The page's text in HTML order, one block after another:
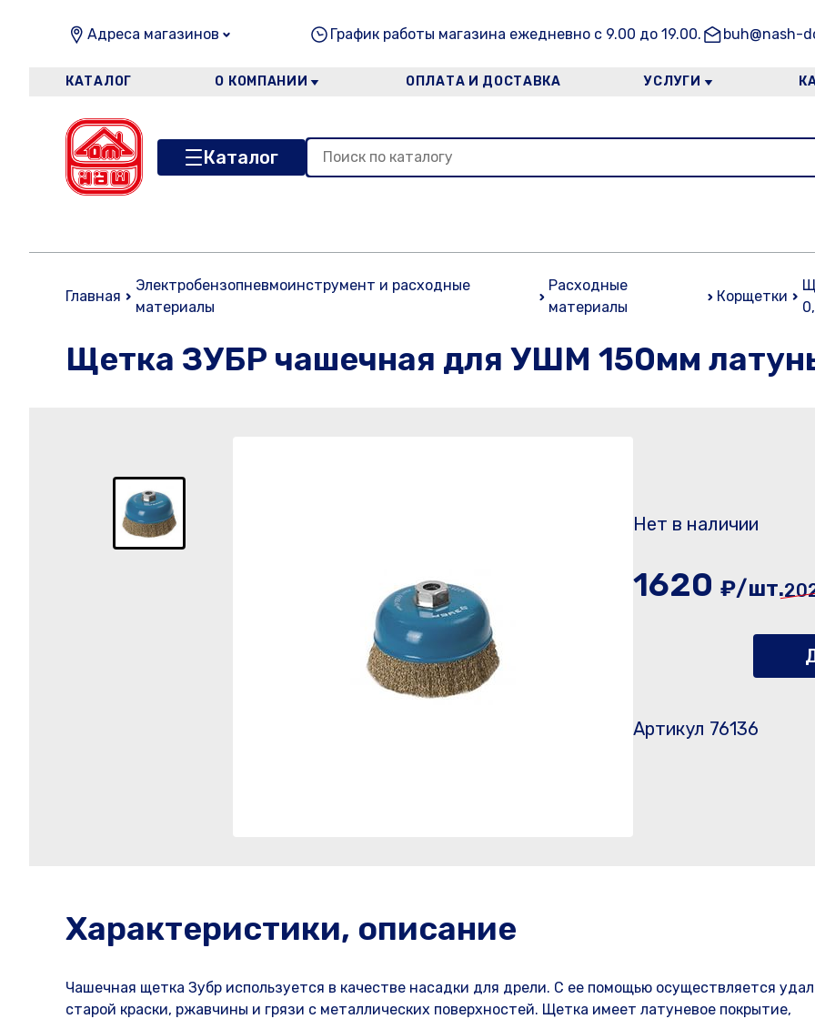
Адреса магазинов График работы магазина ежедневно с 9.00 до 19.00. buh@nash-
КАТАЛОГ О КОМПАНИИ ОПЛАТА И ДОСТАВКА УСЛУГИ
Каталог
Главная
Электробензопневмоинструмент и расходные
материалы
Расходные
материалы
Корщетки
Щетка ЗУБР чашечная для УШМ 150мм
Нет в наличии
1620 ₽/шт.
Артикул 76136
Характеристики, описание
Чашечная щетка Зубр используется в качестве насадки для дрели. С ее помощью осуществляется
старой краски, ржавчины и грязи с металлических поверхностей. Щетка имеет латуневое покрытие,